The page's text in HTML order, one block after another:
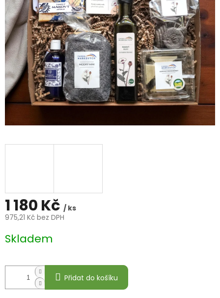
1 180 Kč / ks
975,21 Kč bez DPH
cena:
Skladem
Přidat do košíku